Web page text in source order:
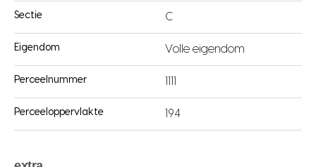
Sectie C
Eigendom Volle eigendom
Perceelnummer
Perceeloppervlakte 194